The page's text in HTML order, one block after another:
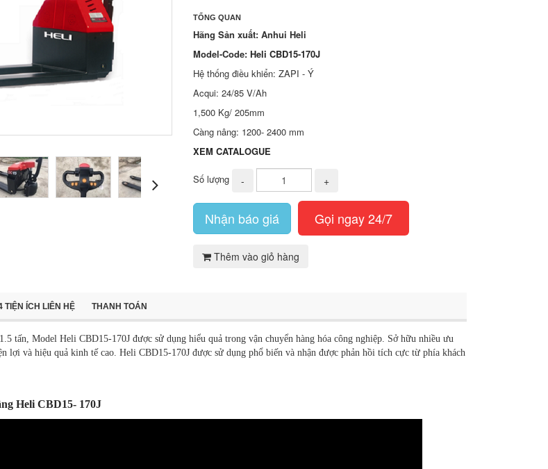
TỔNG QUAN
Hãng Sản xuất: Anhui Heli
Model-Code:Heli CBD15-170J
Hệ thống điều khiển: ZAPI - Ý
Acqui: 24/85 V/Ah
1,500 Kg/ 205mm
Càng nâng: 1200- 2400 mm
XEM CATALOGUE
Số lượng - +
Nhận báo giá Gọi ngay 24/7
Thêm vào giỏ hàng
TIỆN ÍCH LIÊN HỆ THANH TOÁN
tấn, Model Heli CBD15-170J được sử dụng hiểu quả trong vận chuyển hàng hóa công nghiệp. Sở hữu nhiều ưu
lợi và hiệu quả kinh tế cao. Heli CBD15-170J được sử dụng phổ biến và nhận được phản hồi tích cực từ phía khách
Heli CBD15- 170J